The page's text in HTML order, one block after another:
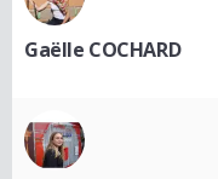
Gaëlle COCHARD